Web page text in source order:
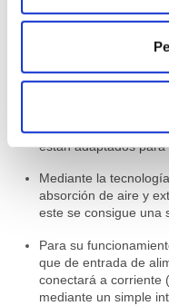
aire de entrada y
programados.
Como funciona
La serie de
COSEMAR OZONO
están adaptados
Mediante la
absorción de aire y
este se consigue una
Para su
que de entrada de
conectará a corriente
mediante un simple